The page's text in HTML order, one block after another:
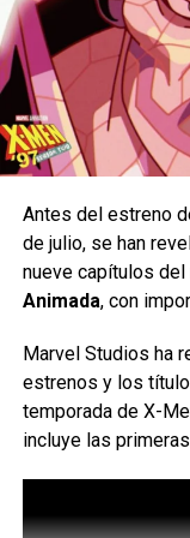
Wolverine (voiced
MEN ’97 Season
courtesy of
Lo bueno
de X-Men 97
los villanos más
presenta en
aprovecha los
personajes para
Algo que juega
Antes del estreno
de julio, se han
nueve capítulos
Animada, con
Marvel Studios ha
estrenos y los
temporada de X-
incluye las